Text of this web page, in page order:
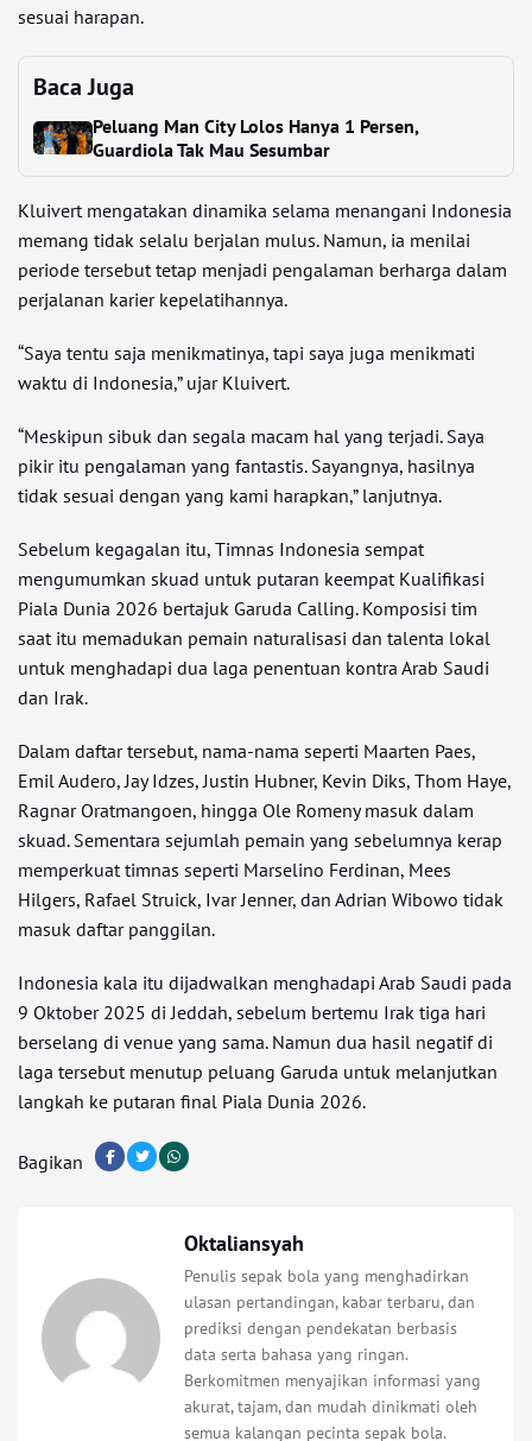
sesuai harapan.
Baca Juga
Peluang Man City Lolos Hanya 1 Persen,
Guardiola Tak Mau Sesumbar
Kluivert mengatakan dinamika selama menangani Indonesia
memang tidak selalu berjalan mulus. Namun, ia menilai
periode tersebut tetap menjadi pengalaman berharga dalam
perjalanan karier kepelatihannya.
“Saya tentu saja menikmatinya, tapi saya juga menikmati
waktu di Indonesia,” ujar Kluivert.
“Meskipun sibuk dan segala macam hal yang terjadi. Saya
pikir itu pengalaman yang fantastis. Sayangnya, hasilnya
tidak sesuai dengan yang kami harapkan,” lanjutnya.
Sebelum kegagalan itu, Timnas Indonesia sempat
mengumumkan skuad untuk putaran keempat Kualifikasi
Piala Dunia 2026 bertajuk Garuda Calling. Komposisi tim
saat itu memadukan pemain naturalisasi dan talenta lokal
untuk menghadapi dua laga penentuan kontra Arab Saudi
dan Irak.
Dalam daftar tersebut, nama-nama seperti Maarten Paes,
Emil Audero, Jay Idzes, Justin Hubner, Kevin Diks, Thom Haye,
Ragnar Oratmangoen, hingga Ole Romeny masuk dalam
skuad. Sementara sejumlah pemain yang sebelumnya kerap
memperkuat timnas seperti Marselino Ferdinan, Mees
Hilgers, Rafael Struick, Ivar Jenner, dan Adrian Wibowo tidak
masuk daftar panggilan.
Indonesia kala itu dijadwalkan menghadapi Arab Saudi pada
9 Oktober 2025 di Jeddah, sebelum bertemu Irak tiga hari
berselang di venue yang sama. Namun dua hasil negatif di
laga tersebut menutup peluang Garuda untuk melanjutkan
langkah ke putaran final Piala Dunia 2026.
Bagikan
Oktaliansyah
Penulis sepak bola yang menghadirkan
ulasan pertandingan, kabar terbaru, dan
prediksi dengan pendekatan berbasis
data serta bahasa yang ringan.
Berkomitmen menyajikan informasi yang
akurat, tajam, dan mudah dinikmati oleh
semua kalangan pecinta sepak bola.